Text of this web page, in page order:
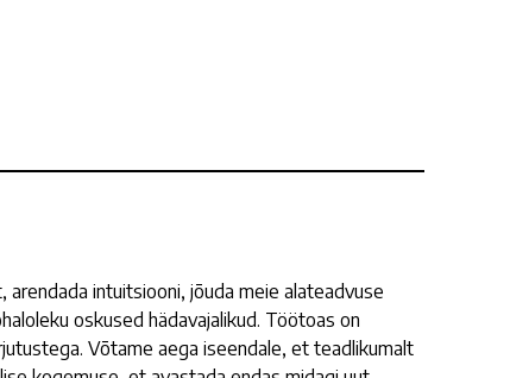
intuitsiooni, jõuda meie alateadvuse
oskused hädavajalikud. Töötoas on
Võtame aega iseendale, et teadlikumalt